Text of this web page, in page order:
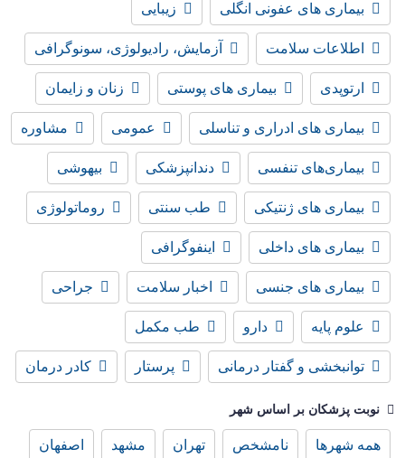
بیماری های عفونی انگلی زیبایی
اطلاعات سلامت آزمایش، رادیولوژی، سونوگرافی
ارتوپدی بیماری های پوستی زنان و زایمان
بیماری های ادراری و تناسلی عمومی مشاوره
بیماری‌های تنفسی دندانپزشکی بیهوشی
بیماری های ژنتیکی طب سنتی روماتولوژی
بیماری های داخلی اینفوگرافی
بیماری های جنسی اخبار سلامت جراحی
علوم پایه دارو طب مکمل
توانبخشی و گفتار درمانی پرستار کادر درمان
نوبت پزشکان بر اساس شهر
همه شهرها نامشخص تهران مشهد اصفهان